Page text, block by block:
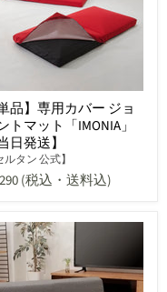
単品】専用カバー ジョ
トマット「IMONIA」
日発送】
ルタン 公式】
(税込・送料込)